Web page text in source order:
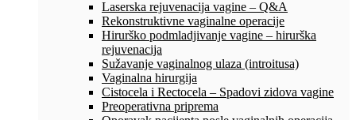
Laserska rejuvenacija vagine – Q&A
Rekonstruktivne vaginalne operacije
Hirurško podmladjivanje vagine – hirurška
rejuvenacija
Sužavanje vaginalnog ulaza (introitusa)
Vaginalna hirurgija
Cistocela i Rectocela – Spadovi zidova vagine
Preoperativna priprema